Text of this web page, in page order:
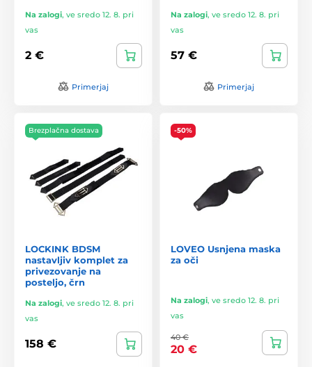
Na zalogi, ve sredo 12. 8. pri
vas
2 €
Primerjaj
Na zalogi, ve sredo 12. 8. pri
vas
57 €
Primerjaj
Brezplačna dostava
LOCKINK BDSM
nastavljiv komplet za
privezovanje na
posteljo, črn
Na zalogi, ve sredo 12. 8. pri
vas
158 €
-50%
LOVEO Usnjena maska
za oči
Na zalogi, ve sredo 12. 8. pri
vas
40 €
20 €